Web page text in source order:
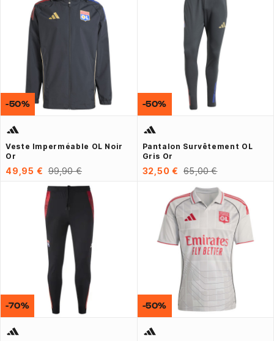
Veste Imperméable OL Noir
Or
49,95 € 99,90 €
-50%
Pantalon Survêtement OL
Gris Or
32,50 € 65,00 €
-50%
-70% -50%